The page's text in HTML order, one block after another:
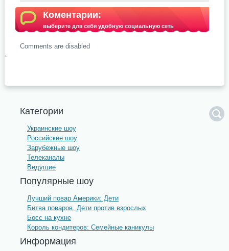
Коментарии:
выберите для себя удобную социальную сеть
Comments are disabled
.
Категории
Украинские шоу
Российские шоу
Зарубежные шоу
Телеканалы
Ведущие
Популярные шоу
Лучший повар Америки: Дети
Битва поваров. Дети против взрослых
Босс на кухне
Король кондитеров: Семейные каникулы
Информация